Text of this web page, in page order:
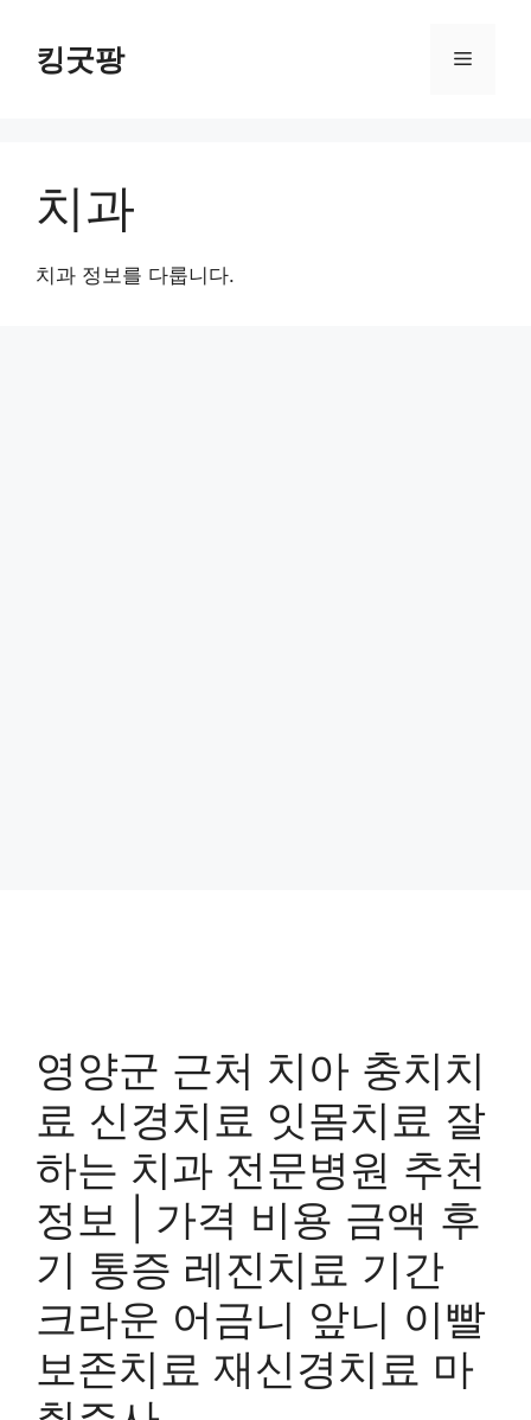
content킹굿팡 Menu
치과
치과 정보를 다룹니다.
영양군 근처 치아 충치치
료 신경치료 잇몸치료 잘
하는 치과 전문병원 추천
정보 | 가격 비용 금액 후
기 통증 레진치료 기간
크라운 어금니 앞니 이빨
보존치료 재신경치료 마